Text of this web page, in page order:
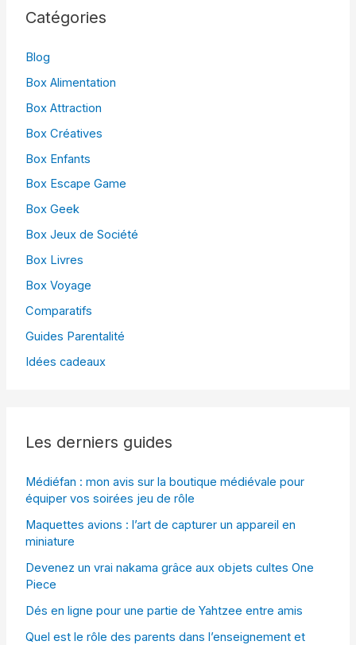
Catégories
Blog
Box Alimentation
Box Attraction
Box Créatives
Box Enfants
Box Escape Game
Box Geek
Box Jeux de Société
Box Livres
Box Voyage
Comparatifs
Guides Parentalité
Idées cadeaux
Les derniers guides
Médiéfan : mon avis sur la boutique médiévale pour
équiper vos soirées jeu de rôle
Maquettes avions : l’art de capturer un appareil en
miniature
Devenez un vrai nakama grâce aux objets cultes One
Piece
Dés en ligne pour une partie de Yahtzee entre amis
Quel est le rôle des parents dans l’enseignement et